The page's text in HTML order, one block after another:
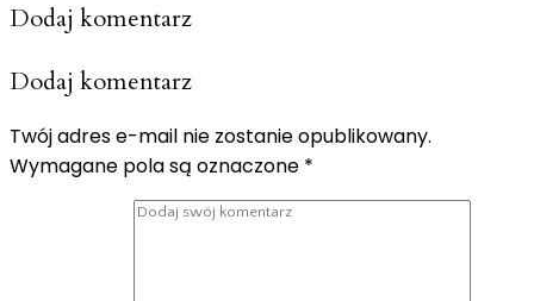
Dodaj komentarz
Dodaj komentarz
Twój adres e-mail nie zostanie opublikowany.
Wymagane pola są oznaczone *